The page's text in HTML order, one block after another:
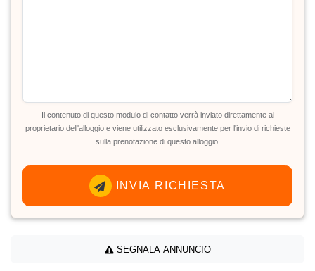
Il contenuto di questo modulo di contatto verrà inviato direttamente al
proprietario dell'alloggio e viene utilizzato esclusivamente per l'invio di richieste
sulla prenotazione di questo alloggio.
INVIA RICHIESTA
SEGNALA ANNUNCIO